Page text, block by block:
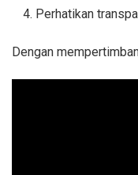
Perhatikan
Dengan